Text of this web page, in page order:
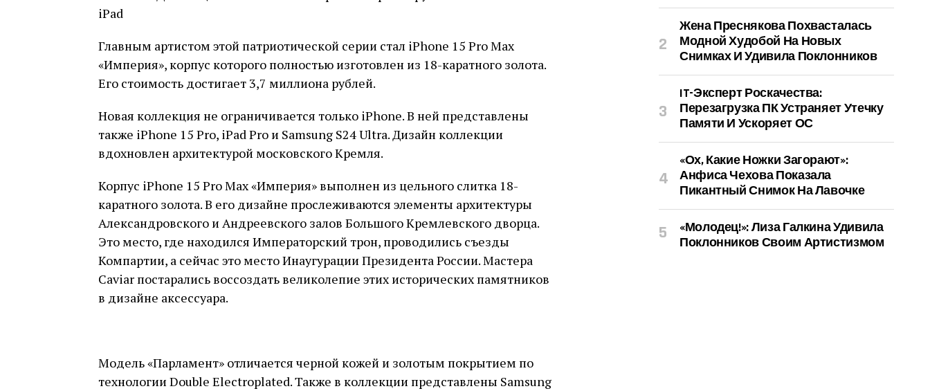
Главным артистом этой патриотической серии стал iPhone 15 Pro Max
«Империя», корпус которого полностью изготовлен из 18-каратного золота.
Его стоимость достигает 3,7 миллиона рублей.
Новая коллекция не ограничивается только iPhone. В ней представлены
также iPhone 15 Pro, iPad Pro и Samsung S24 Ultra. Дизайн коллекции
вдохновлен архитектурой московского Кремля.
Корпус iPhone 15 Pro Max «Империя» выполнен из цельного слитка 18-
каратного золота. В его дизайне прослеживаются элементы архитектуры
Александровского и Андреевского залов Большого Кремлевского дворца.
Это место, где находился Императорский трон, проводились съезды
Компартии, а сейчас это место Инаугурации Президента России. Мастера
Caviar постарались воссоздать великолепие этих исторических памятников
в дизайне аксессуара.
Модель «Парламент» отличается черной кожей и золотым покрытием по
технологии Double Electroplated. Также в коллекции представлены Samsung
Жена Преснякова Похвасталась
Модной Худобой На Новых
Снимках И Удивила Поклонников
IT-Эксперт Роскачества:
Перезагрузка ПК Устраняет Утечку
Памяти И Ускоряет ОС
«Ох, Какие Ножки Загорают»:
Анфиса Чехова Показала
Пикантный Снимок На Лавочке
«Молодец!»: Лиза Галкина Удивила
Поклонников Своим Артистизмом